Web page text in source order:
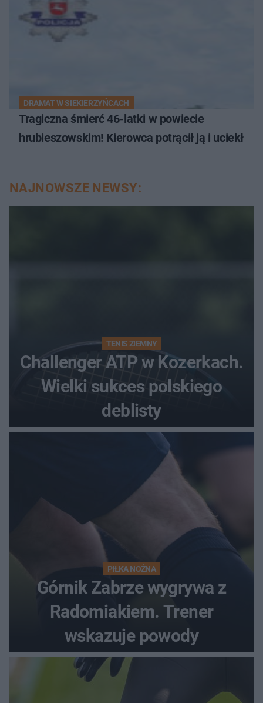
DRAMAT W SIEKIERZYŃCACH
Tragiczna śmierć 46-latki w powiecie
hrubieszowskim! Kierowca potrącił ją i uciekł
NAJNOWSZE NEWSY:
TENIS ZIEMNY
Challenger ATP w Kozerkach.
Wielki sukces polskiego
deblisty
PIŁKA NOŻNA
Górnik Zabrze wygrywa z
Radomiakiem. Trener
wskazuje powody